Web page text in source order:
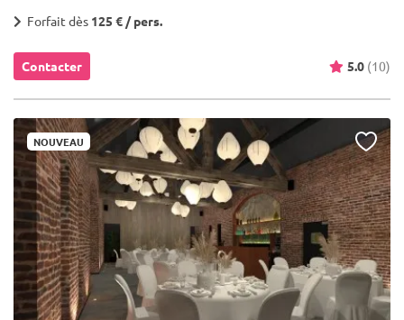
Forfait dès 125 € / pers.
Contacter 5.0 (10)
NOUVEAU